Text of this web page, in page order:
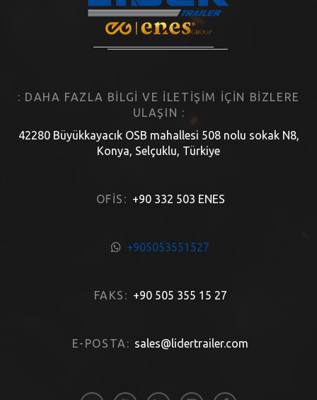
: DAHA FAZLA BILGI VE ILETIŞIM IÇIN BIZLERE
ULAŞIN :
42280 Büyükkayacık OSB mahallesi 508 nolu sokak N8,
Konya, Selçuklu, Türkiye
OFIS: +90 332 503 ENES
+905053551527
FAKS: +90 505 355 15 27
E-POSTA: sales@lidertrailer.com